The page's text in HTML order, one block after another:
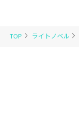
TOP ライトノベル